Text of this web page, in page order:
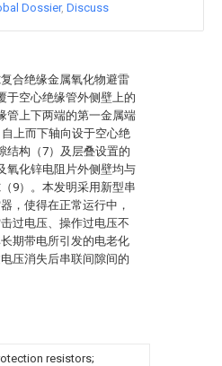
合绝缘金属氧化物避雷
于空心绝缘管外侧壁上的
管上下两端的第一金属端
上而下轴向设于空心绝
结构（7）及层叠设置的
氧化锌电阻片外侧壁均与
9）。本发明采用新型串
，使得在正常运行中，
过电压、操作过电压不
期带电所引发的电老化
压消失后串联间隙间的
resistors;
Dossier Discuss